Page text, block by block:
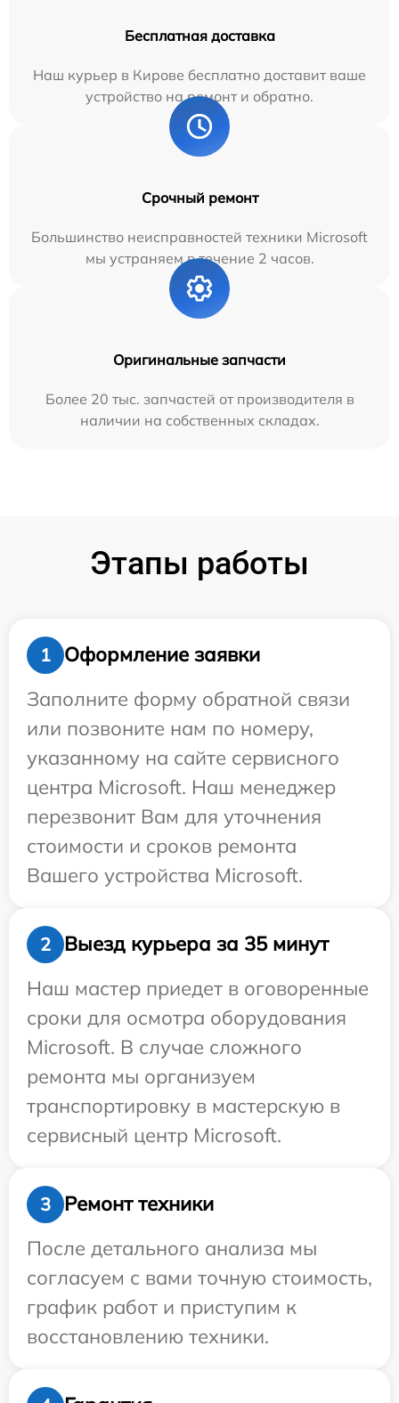
Бесплатная доставка
Наш курьер в Кирове бесплатно доставит ваше
устройство на ремонт и обратно.
Срочный ремонт
Большинство неисправностей техники Microsoft
мы устраняем в течение 2 часов.
Оригинальные запчасти
Более 20 тыс. запчастей от производителя в
наличии на собственных складах.
Этапы работы
1
Оформление заявки
Заполните форму обратной связи
или позвоните нам по номеру,
указанному на сайте сервисного
центра Microsoft. Наш менеджер
перезвонит Вам для уточнения
стоимости и сроков ремонта
Вашего устройства Microsoft.
2
Выезд курьера за 35 минут
Наш мастер приедет в оговоренные
сроки для осмотра оборудования
Microsoft. В случае сложного
ремонта мы организуем
транспортировку в мастерскую в
сервисный центр Microsoft.
3
Ремонт техники
После детального анализа мы
согласуем с вами точную стоимость,
график работ и приступим к
восстановлению техники.